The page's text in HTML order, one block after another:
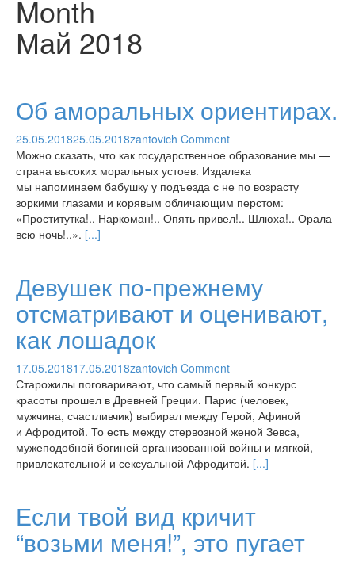
Month
Май 2018
Об аморальных ориентирах.
25.05.201825.05.2018zantovich Comment
Можно сказать, что как государственное образование мы —
страна высоких моральных устоев. Издалека
мы напоминаем бабушку у подъезда с не по возрасту
зоркими глазами и корявым обличающим перстом:
«Проститутка!.. Наркоман!.. Опять привел!.. Шлюха!.. Орала
всю ночь!..». [...]
Девушек по-прежнему
отсматривают и оценивают,
как лошадок
17.05.201817.05.2018zantovich Comment
Старожилы поговаривают, что самый первый конкурс
красоты прошел в Древней Греции. Парис (человек,
мужчина, счастливчик) выбирал между Герой, Афиной
и Афродитой. То есть между стервозной женой Зевса,
мужеподобной богиней организованной войны и мягкой,
привлекательной и сексуальной Афродитой. [...]
Если твой вид кричит
“возьми меня!”, это пугает